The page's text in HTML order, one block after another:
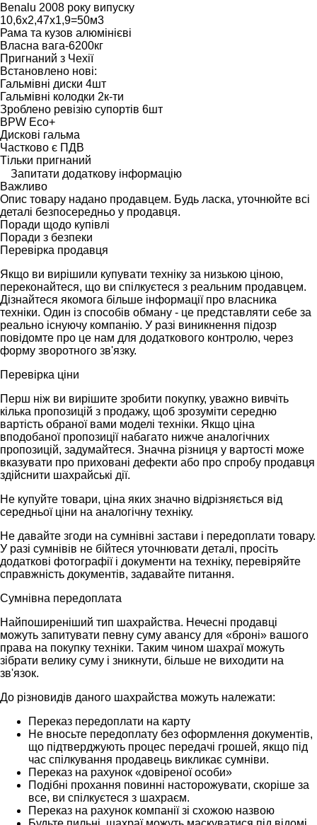
Benalu 2008 року випуску
10,6х2,47х1,9=50м3
Рама та кузов алюмінієві
Власна вага-6200кг
Пригнаний з Чехії
Встановлено нові:
Гальмівні диски 4шт
Гальмівні колодки 2к-ти
Зроблено ревізію супортів 6шт
BPW Eco+
Дискові гальма
Частково є ПДВ
Тільки пригнаний
Запитати додаткову інформацію
Важливо
Опис товару надано продавцем. Будь ласка, уточнюйте всі
деталі безпосередньо у продавця.
Поради щодо купівлі
Поради з безпеки
Перевірка продавця
Якщо ви вирішили купувати техніку за низькою ціною,
переконайтеся, що ви спілкуєтеся з реальним продавцем.
Дізнайтеся якомога більше інформації про власника
техніки. Один із способів обману - це представляти себе за
реально існуючу компанію. У разі виникнення підозр
повідомте про це нам для додаткового контролю, через
форму зворотного зв'язку.
Перевірка ціни
Перш ніж ви вирішите зробити покупку, уважно вивчіть
кілька пропозицій з продажу, щоб зрозуміти середню
вартість обраної вами моделі техніки. Якщо ціна
вподобаної пропозиції набагато нижче аналогічних
пропозицій, задумайтеся. Значна різниця у вартості може
вказувати про приховані дефекти або про спробу продавця
здійснити шахрайські дії.
Не купуйте товари, ціна яких значно відрізняється від
середньої ціни на аналогічну техніку.
Не давайте згоди на сумнівні застави і передоплати товару.
У разі сумнівів не бійтеся уточнювати деталі, просіть
додаткові фотографії і документи на техніку, перевіряйте
справжність документів, задавайте питання.
Сумнівна передоплата
Найпоширеніший тип шахрайства. Нечесні продавці
можуть запитувати певну суму авансу для «броні» вашого
права на покупку техніки. Таким чином шахраї можуть
зібрати велику суму і зникнути, більше не виходити на
зв'язок.
До різновидів даного шахрайства можуть належати:
Переказ передоплати на карту
Не вносьте передоплату без оформлення документів,
що підтверджують процес передачі грошей, якщо під
час спілкування продавець викликає сумніви.
Переказ на рахунок «довіреної особи»
Подібні прохання повинні насторожувати, скоріше за
все, ви спілкуєтеся з шахраєм.
Переказ на рахунок компанії зі схожою назвою